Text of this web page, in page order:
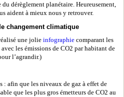
dérèglement planétaire. Heureusement,
aident à mieux nous y retrouver.
changement climatique
une jolie infographie comparant les
avec les émissions de CO2 par habitant de
l’agrandir.)
: afin que les niveaux de gaz à effet de
que les plus gros émetteurs de CO2 au